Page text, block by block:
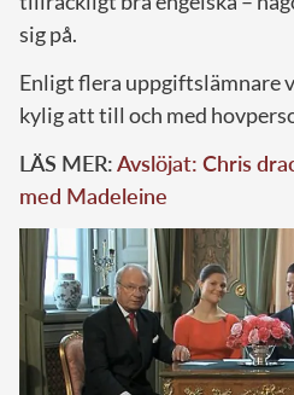
sig på.
Enligt flera uppgiftslämnare
kylig att till och med
LÄS MER:Avslöjat: Chris
med Madeleine